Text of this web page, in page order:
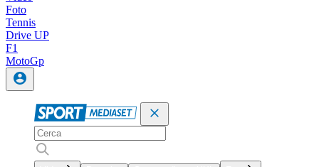
Foto
Tennis
Drive UP
F1
MotoGp